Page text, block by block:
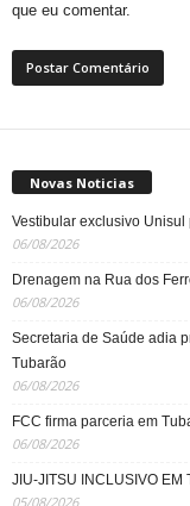
que eu comentar.
Novas Noticias
Vestibular exclusivo
06/08/2026
Drenagem na Rua dos
06/08/2026
Secretaria de Saúde adia
Tubarão
06/08/2026
FCC firma parceria em
06/08/2026
JIU-JITSU INCLUSIVO EM
05/08/2026